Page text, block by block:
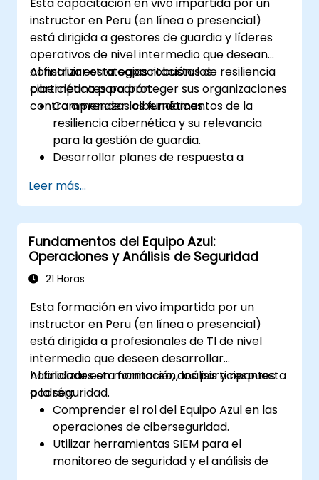
instructor en Peru (en línea o presencial)
está dirigida a gestores de guardia y líderes
operativos de nivel intermedio que desean
construir estrategias robustas de resiliencia
cibernética para proteger sus organizaciones
contra amenazas cibernéticas.
Al finalizar esta capacitación, los
participantes podrán:
Comprender los fundamentos de la
resiliencia cibernética y su relevancia
para la gestión de guardia.
Desarrollar planes de respuesta a
operativa.
Identificar amenazas cibernéticas
potenciales y vulnerabilidades dentro de
su entorno.
Implementar protocolos de seguridad
para minimizar la exposición al riesgo.
durante los incidentes cibernéticos y los
procesos de recuperación.
Leer más...
Fundamentos del Equipo Azul:
Operaciones y Análisis de Seguridad
21 Horas
Esta formación en vivo impartida por un
instructor en Peru (en línea o presencial)
está dirigida a profesionales de TI de nivel
intermedio que deseen desarrollar
habilidades en monitoreo, análisis y respuesta
a la seguridad.
Al finalizar esta formación, los participantes
podrán:
Comprender el rol del Equipo Azul en las
operaciones de ciberseguridad.
Utilizar herramientas SIEM para el
monitoreo de seguridad y el análisis de